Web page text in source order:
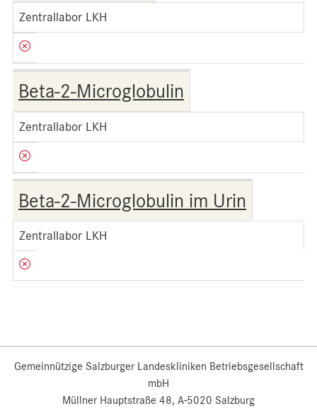
Zentrallabor LKH
Beta-2-Microglobulin
Zentrallabor LKH
Beta-2-Microglobulin im Urin
Zentrallabor LKH
Gemeinnützige Salzburger Landeskliniken Betriebsgesellschaft
mbH
Müllner Hauptstraße 48, A-5020 Salzburg